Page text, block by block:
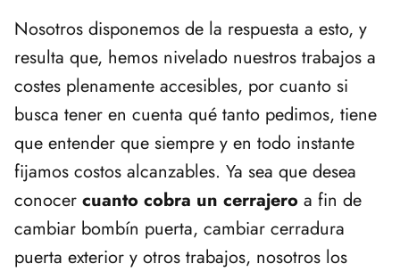
Nosotros disponemos de la respuesta a esto, y
resulta que, hemos nivelado nuestros trabajos a
costes plenamente accesibles, por cuanto si
busca tener en cuenta qué tanto pedimos, tiene
que entender que siempre y en todo instante
fijamos costos alcanzables. Ya sea que desea
conocer cuanto cobra un cerrajero a fin de
cambiar bombín puerta, cambiar cerradura
puerta exterior y otros trabajos, nosotros los